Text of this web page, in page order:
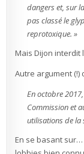
dangers et, sur
pas classé le
reprotoxique. »
Mais Dijon interdit
Autre argument (!)
En octobre
Commission et
utilisations de la
En se basant sur…